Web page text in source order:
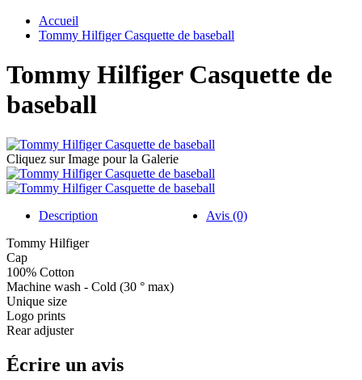
Accueil
Tommy Hilfiger Casquette de baseball
Tommy Hilfiger Casquette de
baseball
Cliquez sur Image pour la Galerie
Description
Avis (0)
Tommy Hilfiger
Cap
100% Cotton
Machine wash - Cold (30 ° max)
Unique size
Logo prints
Rear adjuster
Écrire un avis